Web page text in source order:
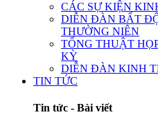
CÁC SỰ KIỆN
DIỄN ĐÀN BẤT
THƯỜNG NIÊN
TỔNG THUẬT
KỲ
DIỄN ĐÀN KINH
TIN TỨC
Tin tức - Bài viết